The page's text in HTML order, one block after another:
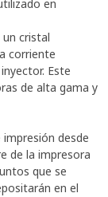
en
cristal
corriente
Este
de alta gama y
desde
de la impresora
que se
en el